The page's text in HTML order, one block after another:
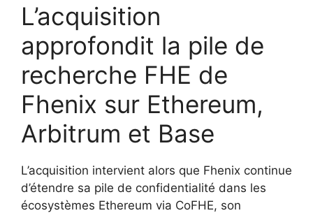
L’acquisition
approfondit la pile de
recherche FHE de
Fhenix sur Ethereum,
Arbitrum et Base
L’acquisition intervient alors que Fhenix continue
d’étendre sa pile de confidentialité dans les
écosystèmes Ethereum via CoFHE, son